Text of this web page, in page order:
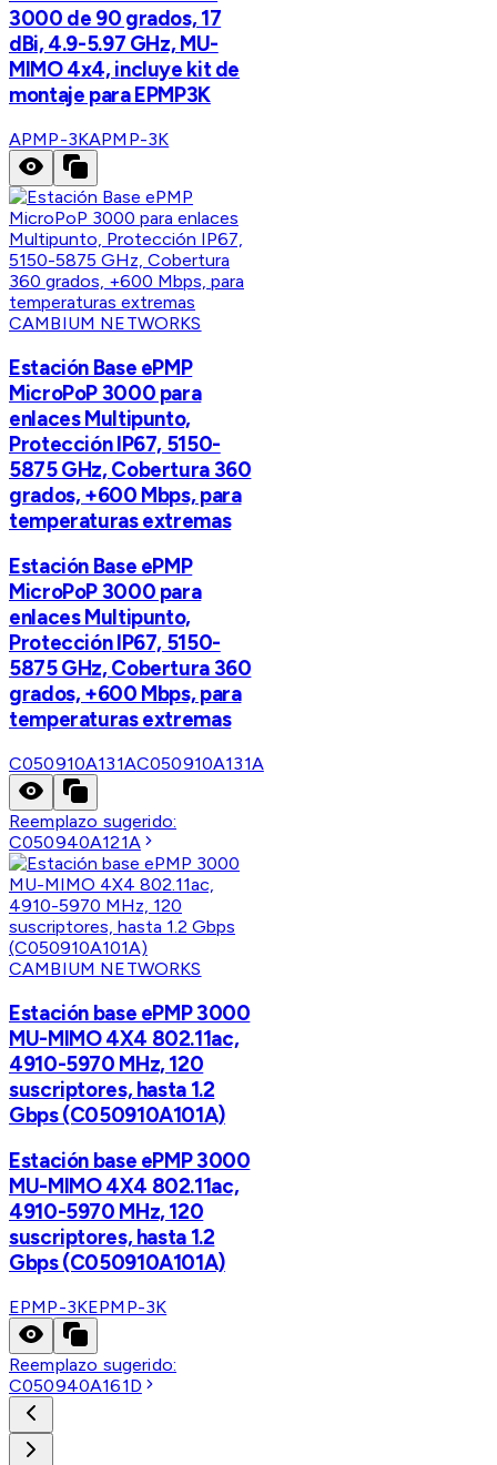
3000 de 90 grados, 17
dBi, 4.9-5.97 GHz, MU-
MIMO 4x4, incluye kit de
montaje para EPMP3K
APMP-3KAPMP-3K
CAMBIUM NETWORKS
Estación Base ePMP
MicroPoP 3000 para
enlaces Multipunto,
Protección IP67, 5150-
5875 GHz, Cobertura 360
grados, +600 Mbps, para
temperaturas extremas
Estación Base ePMP
MicroPoP 3000 para
enlaces Multipunto,
Protección IP67, 5150-
5875 GHz, Cobertura 360
grados, +600 Mbps, para
temperaturas extremas
C050910A131AC050910A131A
Reemplazo sugerido:
C050940A121A
CAMBIUM NETWORKS
Estación base ePMP 3000
MU-MIMO 4X4 802.11ac,
4910-5970 MHz, 120
suscriptores, hasta 1.2
Gbps (C050910A101A)
Estación base ePMP 3000
MU-MIMO 4X4 802.11ac,
4910-5970 MHz, 120
suscriptores, hasta 1.2
Gbps (C050910A101A)
EPMP-3KEPMP-3K
Reemplazo sugerido:
C050940A161D